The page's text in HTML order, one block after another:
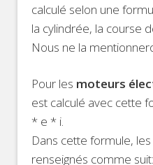
calculé selon une
la cylindrée, la course
Nous ne la
Pour les moteurs
est calculé avec cette
* e * i.
Dans cette formule,
renseignés comme suit: